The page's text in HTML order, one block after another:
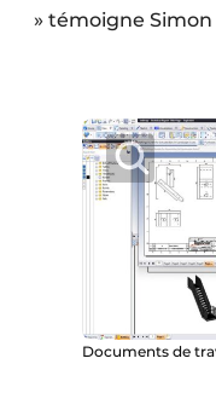
» témoigne
Documents de